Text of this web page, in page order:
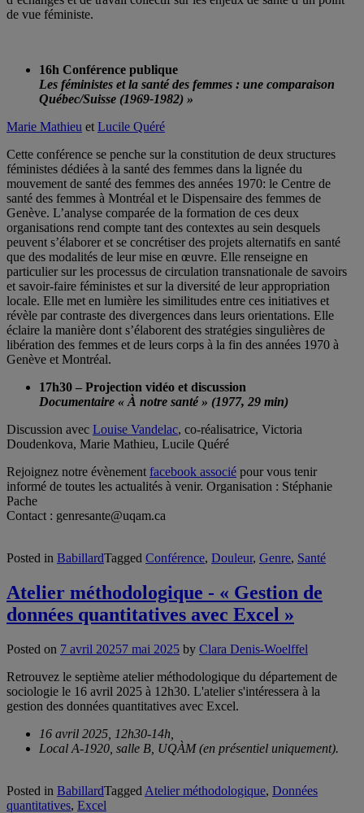
de vue féministe.
16h Conférence publique
Les féministes et la santé des femmes : une comparaison
Québec/Suisse (1969-1982) »
Marie Mathieu et Lucile Quéré
Cette conférence se penche sur la constitution de deux structures
féministes dédiées à la santé des femmes dans la lignée du
mouvement de santé des femmes des années 1970: le Centre de
santé des femmes à Montréal et le Dispensaire des femmes de
Genève. L’analyse comparée de la formation de ces deux
organisations rend compte tant des contextes au sein desquels
peuvent s’élaborer et se concrétiser des projets alternatifs en santé
que des modalités de leur mise en œuvre. Elle renseigne en
particulier sur les processus de circulation transnationale de savoirs
et savoir-faire féministes et sur la diversité de leur appropriation
locale. Elle met en lumière les similitudes entre ces initiatives et
révèle par contraste des divergences dans leurs orientations. Elle
éclaire la manière dont s’élaborent des stratégies singulières de
libération des femmes et de leurs corps à la fin des années 1970 à
Genève et Montréal.
17h30 – Projection vidéo et discussion
Documentaire « À notre santé » (1977, 29 min)
Discussion avec Louise Vandelac, co-réalisatrice, Victoria
Doudenkova, Marie Mathieu, Lucile Quéré
Rejoignez notre évènement facebook associé pour vous tenir
informé de toutes les actualités à venir. Organisation : Stéphanie
Pache
Contact : genresante@uqam.ca
Posted in BabillardTagged Conférence, Douleur, Genre, Santé
Atelier méthodologique - « Gestion de
données quantitatives avec Excel »
Posted on 7 avril 20257 mai 2025 by Clara Denis-Woelffel
Retrouvez le septième atelier méthodologique du département de
sociologie le 16 avril 2025 à 12h30. L'atelier s'intéressera à la
gestion des données quantitatives avec Excel.
16 avril 2025, 12h30-14h,
Local A-1920, salle B, UQÀM (en présentiel uniquement).
Posted in BabillardTagged Atelier méthodologique, Données
quantitatives, Excel